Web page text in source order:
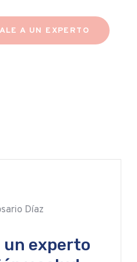
A UN EXPERTO
un experto